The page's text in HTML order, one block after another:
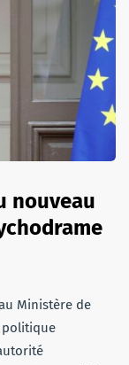
nouveau
Ministère de
politique